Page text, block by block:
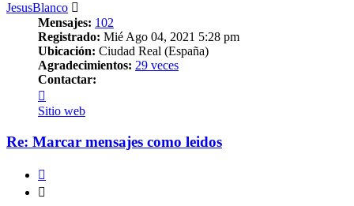
JesusBlanco
Mensajes: 102
Registrado: Mié Ago 04, 2021 5:28 pm
Ubicación: Ciudad Real (España)
Agradecimientos: 29 veces
Contactar:
JesusBlanco
Sitio web
Re: Marcar mensajes como leidos